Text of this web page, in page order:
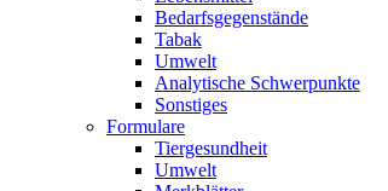
Bedarfsgegenstände
Tabak
Umwelt
Analytische Schwerpunkte
Sonstiges
Formulare
Tiergesundheit
Umwelt